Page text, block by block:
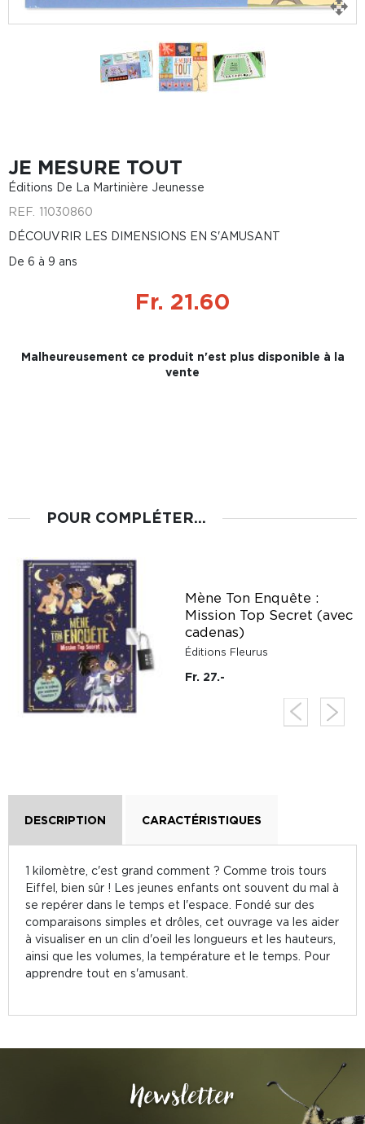
JE MESURE TOUT
Éditions De La Martinière Jeunesse
REF. 11030860
DÉCOUVRIR LES DIMENSIONS EN S'AMUSANT
De 6 à 9 ans
Fr. 21.60
Malheureusement ce produit n'est plus disponible à la
vente
POUR COMPLÉTER...
Mène Ton Enquête :
Mission Top Secret (avec
cadenas)
Éditions Fleurus
Fr. 27.-
DESCRIPTION CARACTÉRISTIQUES
1 kilomètre, c'est grand comment ? Comme trois tours
Eiffel, bien sûr ! Les jeunes enfants ont souvent du mal à
se repérer dans le temps et l'espace. Fondé sur des
comparaisons simples et drôles, cet ouvrage va les aider
à visualiser en un clin d'oeil les longueurs et les hauteurs,
ainsi que les volumes, la température et le temps. Pour
apprendre tout en s'amusant.
Newsletter